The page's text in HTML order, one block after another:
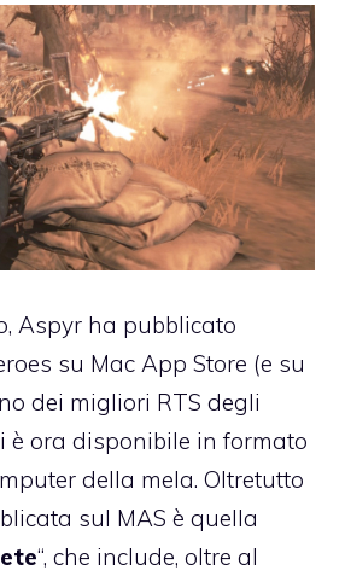
Aspyr ha pubblicato
su Mac App Store (e su
dei migliori RTS degli
è ora disponibile in formato
della mela. Oltretutto
sul MAS è quella
“, che include, oltre al